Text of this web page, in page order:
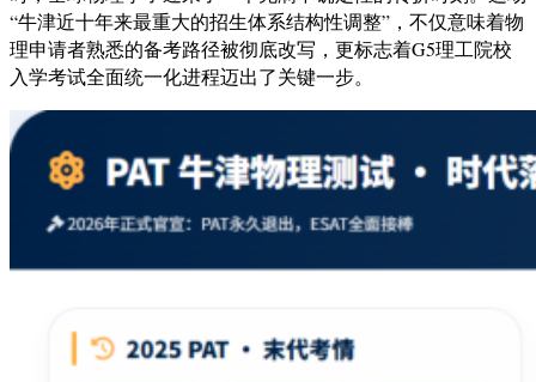
“牛津近十年来最重大的招生体系结构性调整”，不仅意味着物
理申请者熟悉的备考路径被彻底改写，更标志着G5理工院校
入学考试全面统一化进程迈出了关键一步。